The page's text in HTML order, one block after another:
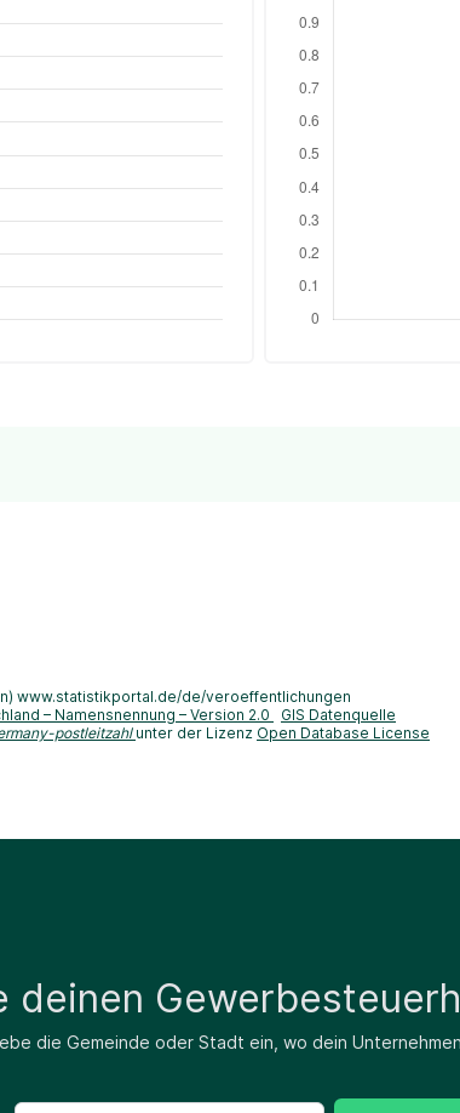
www.statistikportal.de/de/veroeffentlichungen
– Namensnennung – Version 2.0
GIS Datenquelle
postleitzahlunter der Lizenz Open Database License
deinen
die Gemeinde oder Stadt ein, wo dein